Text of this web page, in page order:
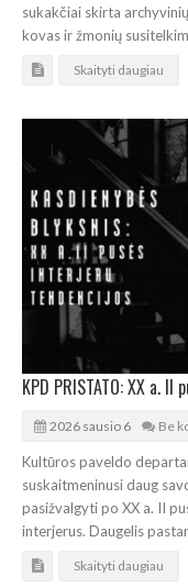
sukakčiai skirta
kovas ir žmonių
Skaityti daugiau
2026 sausio 6 Be
Kultūros paveldo
suskaitmeninusi daug
pasižvalgyti po XX a. II
interjerus. Daugelis
Skaityti daugiau